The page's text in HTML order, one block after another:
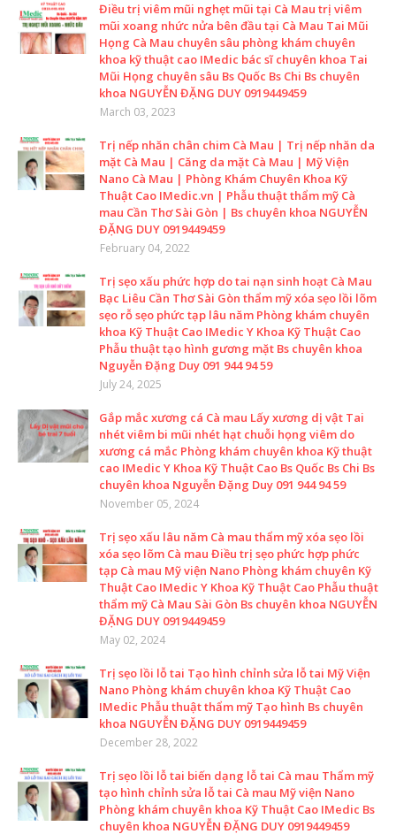
Điều trị viêm mũi nghẹt mũi tại Cà Mau trị viêm
mũi xoang nhức nửa bên đầu tại Cà Mau Tai Mũi
Họng Cà Mau chuyên sâu phòng khám chuyên
khoa kỹ thuật cao IMedic bác sĩ chuyên khoa Tai
Mũi Họng chuyên sâu Bs Quốc Bs Chi Bs chuyên
khoa NGUYỄN ĐẶNG DUY 0919449459
March 03, 2023
Trị nếp nhăn chân chim Cà Mau | Trị nếp nhăn da
mặt Cà Mau | Căng da mặt Cà Mau | Mỹ Viện
Nano Cà Mau | Phòng Khám Chuyên Khoa Kỹ
Thuật Cao IMedic.vn | Phẫu thuật thẩm mỹ Cà
mau Cần Thơ Sài Gòn | Bs chuyên khoa NGUYỄN
ĐẶNG DUY 0919449459
February 04, 2022
Trị sẹo xấu phức hợp do tai nạn sinh hoạt Cà Mau
Bạc Liêu Cần Thơ Sài Gòn thẩm mỹ xóa sẹo lồi lõm
sẹo rỗ sẹo phức tạp lâu năm Phòng khám chuyên
khoa Kỹ Thuật Cao IMedic Y Khoa Kỹ Thuật Cao
Phẫu thuật tạo hình gương mặt Bs chuyên khoa
Nguyễn Đặng Duy 091 944 94 59
July 24, 2025
Gắp mắc xương cá Cà mau Lấy xương dị vật Tai
nhét viêm bi mũi nhét hạt chuỗi họng viêm do
xương cá mắc Phòng khám chuyên khoa Kỹ thuật
cao IMedic Y Khoa Kỹ Thuật Cao Bs Quốc Bs Chi Bs
chuyên khoa Nguyễn Đặng Duy 091 944 94 59
November 05, 2024
Trị sẹo xấu lâu năm Cà mau thẩm mỹ xóa sẹo lồi
xóa sẹo lõm Cà mau Điều trị sẹo phức hợp phức
tạp Cà mau Mỹ viện Nano Phòng khám chuyên Kỹ
Thuật Cao IMedic Y Khoa Kỹ Thuật Cao Phẫu thuật
thẩm mỹ Cà Mau Sài Gòn Bs chuyên khoa NGUYỄN
ĐẶNG DUY 0919449459
May 02, 2024
Trị sẹo lồi lỗ tai Tạo hình chỉnh sửa lỗ tai Mỹ Viện
Nano Phòng khám chuyên khoa Kỹ Thuật Cao
IMedic Phẫu thuật thẩm mỹ Tạo hình Bs chuyên
khoa NGUYỄN ĐẶNG DUY 0919449459
December 28, 2022
Trị sẹo lồi lỗ tai biến dạng lỗ tai Cà mau Thẩm mỹ
tạo hình chỉnh sửa lỗ tai Cà mau Mỹ viện Nano
Phòng khám chuyên khoa Kỹ Thuật Cao IMedic Bs
chuyên khoa NGUYỄN ĐẶNG DUY 0919449459